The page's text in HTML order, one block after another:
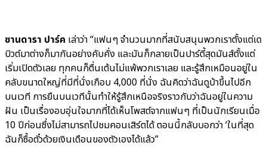
ซานดารา ปาร์ค เล่าว่า “แฟนๆ จำนวนมากที่สนับสนุนพวกเราตั้งแต่เด
บิวต์มาต่างก็มากันอย่างคับคั่ง และมันก็กลายเป็นปาร์ตี้สุดมันส์ตั้งแต่
เริ่มเปิดตัวเลย ทุกคนก็ตื่นเต้นไม่แพ้พวกเราเลย และรู้สึกเหมือนอยู่ใน
คลับขนาดใหญ่ที่มีที่นั่งเกือบ 4,000 ที่นั่ง ฉันคิดว่าฉันดูบ้าขึ้นไปอีก
บนเวที การยืนบนเวทีนั้นทำให้รู้สึกเหนือจริงราวกับว่าฉันอยู่ในความ
ฝัน เป็นเรื่องอบอุ่นใจมากที่ได้เห็นโพสต์จากแฟนๆ ที่เป็นนักเรียนเมื่อ
10 ปีก่อนซึ่งไม่สามารถไปชมคอนเสิร์ตได้ ตอนนี้กลับบอกว่า ‘ในที่สุด
ฉันก็ซื้อตั๋วด้วยเงินเดือนของตัวเองได้แล้ว”